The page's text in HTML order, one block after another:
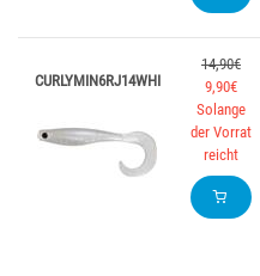
CURLYMIN6RJ14WHI
14,90€
9,90€
Solange
der Vorrat
reicht